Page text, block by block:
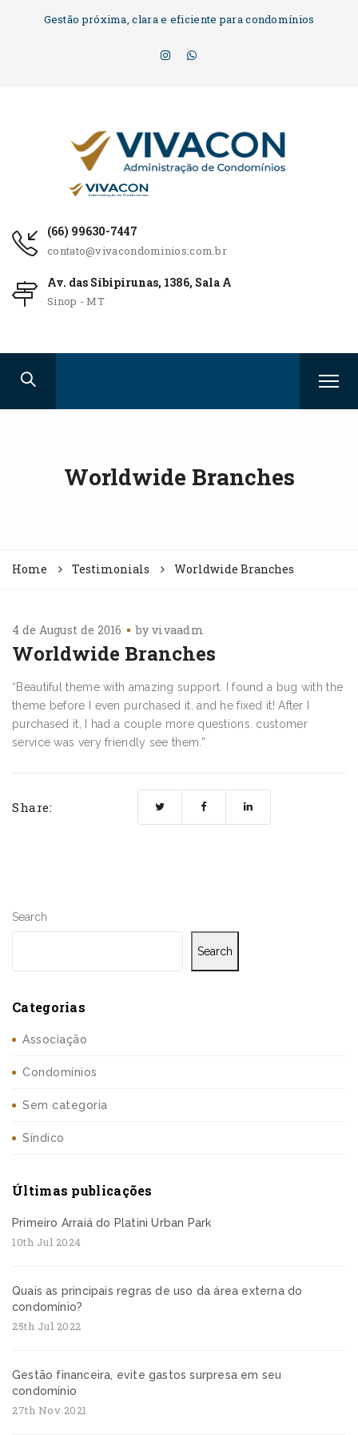
Gestão próxima, clara e eficiente para condomínios
(66) 99630-7447
contato@vivacondominios.com.br
Av. das Sibipirunas, 1386, Sala A
Sinop - MT
Worldwide Branches
Home Testimonials Worldwide Branches
4 de August de 2016 by vivaadm
Worldwide Branches
“Beautiful theme with amazing support. I found a bug with the
theme before I even purchased it, and he fixed it! After I
purchased it, I had a couple more questions. customer
service was very friendly see them.”
Share:
Search
Search
Categorias
Associação
Condomínios
Sem categoria
Síndico
Últimas publicações
Primeiro Arraiá do Platini Urban Park
10th Jul 2024
Quais as principais regras de uso da área externa do
condomínio?
25th Jul 2022
Gestão financeira, evite gastos surpresa em seu
condomínio
27th Nov 2021